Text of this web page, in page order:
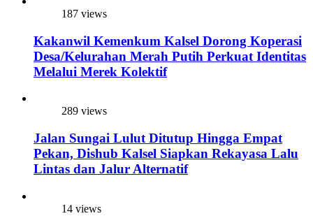
187 views
Kakanwil Kemenkum Kalsel Dorong Koperasi
Desa/Kelurahan Merah Putih Perkuat Identitas
Melalui Merek Kolektif
289 views
Jalan Sungai Lulut Ditutup Hingga Empat
Pekan, Dishub Kalsel Siapkan Rekayasa Lalu
Lintas dan Jalur Alternatif
14 views